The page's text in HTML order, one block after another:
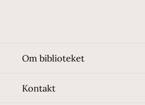
Om biblioteket
Kontakt